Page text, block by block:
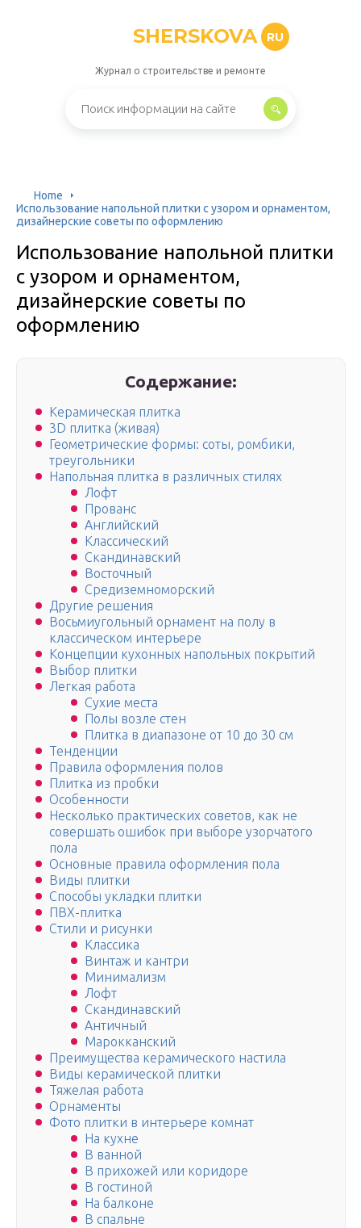
SHERSKOVA RU
Журнал о строительстве и ремонте
Home
Использование напольной плитки с узором и орнаментом,
дизайнерские советы по оформлению
Использование напольной плитки
с узором и орнаментом,
дизайнерские советы по
оформлению
Содержание:
Керамическая плитка
3D плитка (живая)
Геометрические формы: соты, ромбики,
треугольники
Напольная плитка в различных стилях
Лофт
Прованс
Английский
Классический
Скандинавский
Восточный
Средиземноморский
Другие решения
Восьмиугольный орнамент на полу в
классическом интерьере
Концепции кухонных напольных покрытий
Выбор плитки
Легкая работа
Сухие места
Полы возле стен
Плитка в диапазоне от 10 до 30 см
Тенденции
Правила оформления полов
Плитка из пробки
Особенности
Несколько практических советов, как не
совершать ошибок при выборе узорчатого
пола
Основные правила оформления пола
Виды плитки
Способы укладки плитки
ПВХ-плитка
Стили и рисунки
Классика
Винтаж и кантри
Минимализм
Лофт
Скандинавский
Античный
Марокканский
Преимущества керамического настила
Виды керамической плитки
Тяжелая работа
Орнаменты
Фото плитки в интерьере комнат
На кухне
В ванной
В прихожей или коридоре
В гостиной
На балконе
В спальне